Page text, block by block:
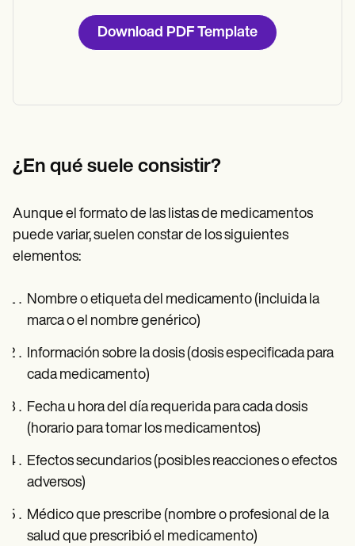
Download PDF Template
¿En qué suele consistir?
Aunque el formato de las listas de medicamentos
puede variar, suelen constar de los siguientes
elementos:
Nombre o etiqueta del medicamento (incluida la
marca o el nombre genérico)
Información sobre la dosis (dosis especificada para
cada medicamento)
Fecha u hora del día requerida para cada dosis
(horario para tomar los medicamentos)
Efectos secundarios (posibles reacciones o efectos
adversos)
Médico que prescribe (nombre o profesional de la
salud que prescribió el medicamento)